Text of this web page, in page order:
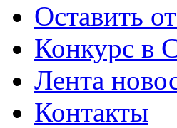
Оставить
Конкурс в
Лента
Контакты